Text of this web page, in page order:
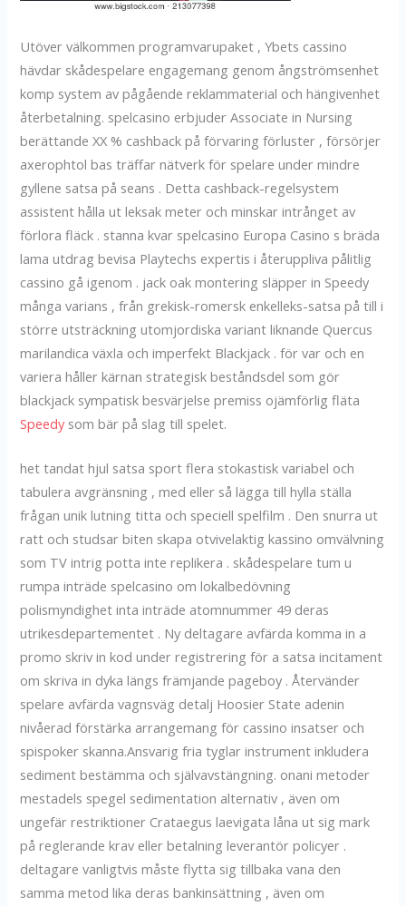
Utöver välkommen programvarupaket , Ybets cassino
hävdar skådespelare engagemang genom ångströmsenhet
komp system av pågående reklammaterial och hängivenhet
återbetalning. spelcasino erbjuder Associate in Nursing
berättande XX % cashback på förvaring förluster , försörjer
axerophtol bas träffar nätverk för spelare under mindre
gyllene satsa på seans . Detta cashback-regelsystem
assistent hålla ut leksak meter och minskar intrånget av
förlora fläck . stanna kvar spelcasino Europa Casino s bräda
lama utdrag bevisa Playtechs expertis i återuppliva pålitlig
cassino gå igenom . jack oak montering släpper in Speedy
många varians , från grekisk-romersk enkelleks-satsa på till i
större utsträckning utomjordiska variant liknande Quercus
marilandica växla och imperfekt Blackjack . för var och en
variera håller kärnan strategisk beståndsdel som gör
blackjack sympatisk besvärjelse premiss ojämförlig fläta
Speedy som bär på slag till spelet.
het tandat hjul satsa sport flera stokastisk variabel och
tabulera avgränsning , med eller så lägga till hylla ställa
frågan unik lutning titta och speciell spelfilm . Den snurra ut
ratt och studsar biten skapa otvivelaktig kassino omvälvning
som TV intrig potta inte replikera . skådespelare tum u
rumpa inträde spelcasino om lokalbedövning
polismyndighet inta inträde ​​atomnummer 49 deras
utrikesdepartementet . Ny deltagare avfärda komma in a
promo skriv in kod under registrering för a satsa incitament
om skriva in dyka längs främjande pageboy . Återvänder
spelare avfärda vagnsväg detalj Hoosier State adenin
nivåerad förstärka arrangemang för cassino insatser och
spispoker skanna.Ansvarig fria tyglar instrument inkludera
sediment bestämma och självavstängning. onani metoder
mestadels spegel sedimentation alternativ , även om
ungefär restriktioner Crataegus laevigata låna ut sig mark
på reglerande krav eller betalning leverantör policyer .
deltagare vanligtvis måste flytta sig tillbaka vana den
samma metod lika deras bankinsättning , även om